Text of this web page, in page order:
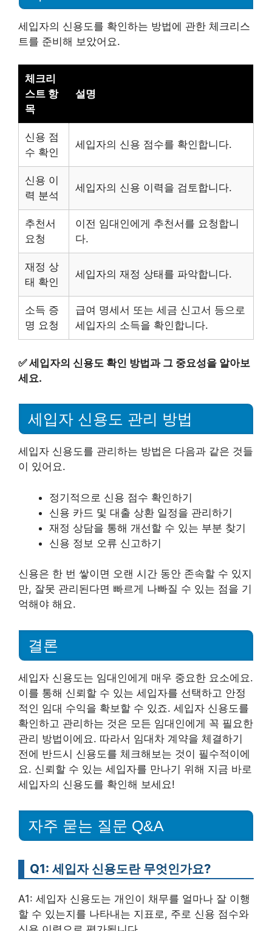
세입자의 신용도를 확인하는 방법에 관한 체크리스
트를 준비해 보았어요.
체크리
스트 항
목
설명
신용 점
수 확인
세입자의 신용 점수를 확인합니다.
신용 이
력 분석
세입자의 신용 이력을 검토합니다.
추천서
요청
이전 임대인에게 추천서를 요청합니
다.
재정 상
태 확인
세입자의 재정 상태를 파악합니다.
소득 증
명 요청
급여 명세서 또는 세금 신고서 등으로
세입자의 소득을 확인합니다.
✅세입자의 신용도 확인 방법과 그 중요성을 알아보
세요.
세입자 신용도 관리 방법
세입자 신용도를 관리하는 방법은 다음과 같은 것들
이 있어요.
정기적으로 신용 점수 확인하기
신용 카드 및 대출 상환 일정을 관리하기
재정 상담을 통해 개선할 수 있는 부분 찾기
신용 정보 오류 신고하기
신용은 한 번 쌓이면 오랜 시간 동안 존속할 수 있지
만, 잘못 관리된다면 빠르게 나빠질 수 있는 점을 기
억해야 해요.
결론
세입자 신용도는 임대인에게 매우 중요한 요소에요.
이를 통해 신뢰할 수 있는 세입자를 선택하고 안정
적인 임대 수익을 확보할 수 있죠. 세입자 신용도를
확인하고 관리하는 것은 모든 임대인에게 꼭 필요한
관리 방법이에요. 따라서 임대차 계약을 체결하기
전에 반드시 신용도를 체크해보는 것이 필수적이에
요. 신뢰할 수 있는 세입자를 만나기 위해 지금 바로
세입자의 신용도를 확인해 보세요!
자주 묻는 질문 Q&A
Q1: 세입자 신용도란 무엇인가요?
A1: 세입자 신용도는 개인이 채무를 얼마나 잘 이행
할 수 있는지를 나타내는 지표로, 주로 신용 점수와